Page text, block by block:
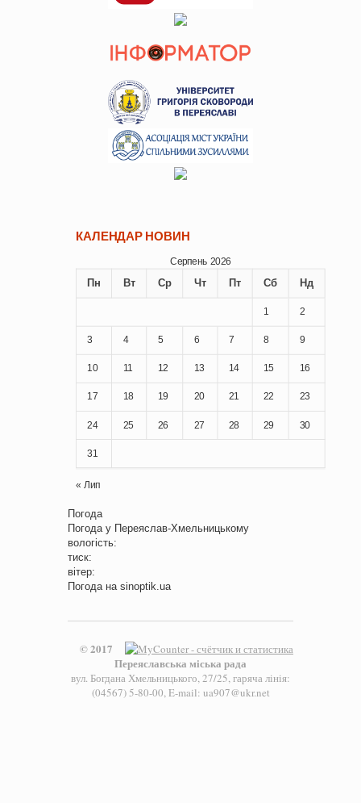
КАЛЕНДАР НОВИН
Серпень 2026
Пн Вт Ср Чт Пт Сб Нд
1 2
3 4 5 6 7 8 9
10 11 12 13 14 15 16
17 18 19 20 21 22 23
24 25 26 27 28 29 30
31
« Лип
Погода
Погода у Переяслав-Хмельницькому
вологість:
тиск:
вітер:
Погода на sinoptik.ua
© 2017
Переяславська міська рада
вул. Богдана Хмельницького, 27/25, гаряча лінія:
(04567) 5-80-00, E-mail: ua907@ukr.net